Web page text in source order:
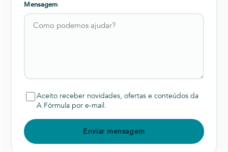
Mensagem
Aceito receber novidades, ofertas e conteúdos da
A Fórmula por e-mail.
Enviar mensagem